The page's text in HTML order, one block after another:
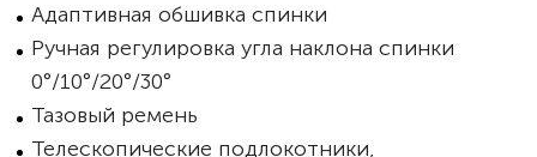
Адаптивная обшивка спинки
Ручная регулировка угла наклона спинки
0°/10°/20°/30°
Тазовый ремень
Телескопические подлокотники,